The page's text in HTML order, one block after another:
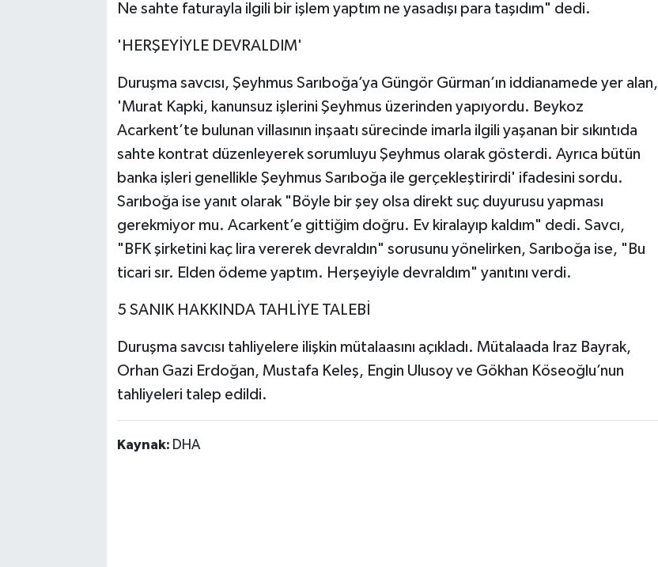
Ne sahte faturayla ilgili bir işlem yaptım ne yasadışı para taşıdım" dedi.
'HERŞEYİYLE DEVRALDIM'
Duruşma savcısı, Şeyhmus Sarıboğa’ya Güngör Gürman’ın iddianamede yer alan,
'Murat Kapki, kanunsuz işlerini Şeyhmus üzerinden yapıyordu. Beykoz
Acarkent’te bulunan villasının inşaatı sürecinde imarla ilgili yaşanan bir sıkıntıda
sahte kontrat düzenleyerek sorumluyu Şeyhmus olarak gösterdi. Ayrıca bütün
banka işleri genellikle Şeyhmus Sarıboğa ile gerçekleştirirdi' ifadesini sordu.
Sarıboğa ise yanıt olarak "Böyle bir şey olsa direkt suç duyurusu yapması
gerekmiyor mu. Acarkent’e gittiğim doğru. Ev kiralayıp kaldım" dedi. Savcı,
"BFK şirketini kaç lira vererek devraldın" sorusunu yönelirken, Sarıboğa ise, "Bu
ticari sır. Elden ödeme yaptım. Herşeyiyle devraldım" yanıtını verdi.
5 SANIK HAKKINDA TAHLİYE TALEBİ
Duruşma savcısı tahliyelere ilişkin mütalaasını açıkladı. Mütalaada Iraz Bayrak,
Orhan Gazi Erdoğan, Mustafa Keleş, Engin Ulusoy ve Gökhan Köseoğlu’nun
tahliyeleri talep edildi.
Kaynak: DHA